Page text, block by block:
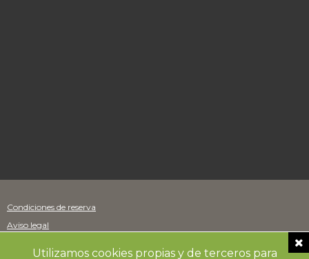
Condiciones de reserva
Aviso legal
Utilizamos cookies propias y de terceros para